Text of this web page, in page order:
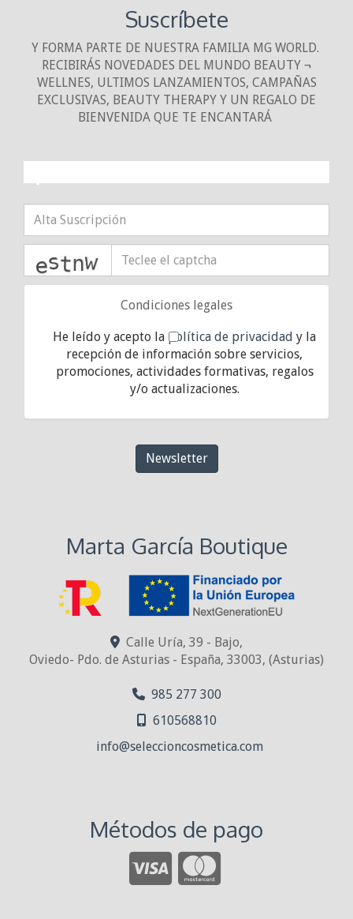
Suscríbete
Y FORMA PARTE DE NUESTRA FAMILIA MG WORLD.
RECIBIRÁS NOVEDADES DEL MUNDO BEAUTY ¬
WELLNES, ULTIMOS LANZAMIENTOS, CAMPAÑAS
EXCLUSIVAS, BEAUTY THERAPY Y UN REGALO DE
BIENVENIDA QUE TE ENCANTARÁ
Condiciones legales
He leído y acepto la política de privacidad y la
recepción de información sobre servicios,
promociones, actividades formativas, regalos
y/o actualizaciones.
Newsletter
Marta García Boutique
Calle Uría, 39 - Bajo,
Oviedo- Pdo. de Asturias - España, 33003, (Asturias)
985 277 300
610568810
info
seleccioncosmetica.com
Métodos de pago